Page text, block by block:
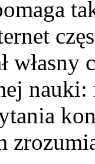
własny
nauki: